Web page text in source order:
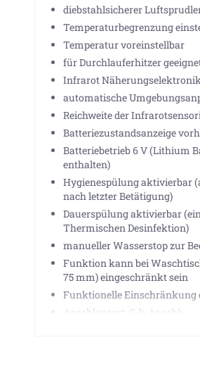
diebstahlsicherer
Temperaturbegrenzung
Temperatur voreinstellbar
für Durchlauferhitzer
Infrarot
automatische
Reichweite der
Batteriezustandsanzeige
Batteriebetrieb 6 V (Lithium
enthalten)
Hygienespülung aktivierbar
nach letzter Betätigung)
Dauerspülung aktivierbar
Thermischen Desinfektion)
manueller Wasserstop zur
Funktion kann bei
75 mm) eingeschränkt sein
Funktionelle Einschränkung
Anschlussart: G ⅜